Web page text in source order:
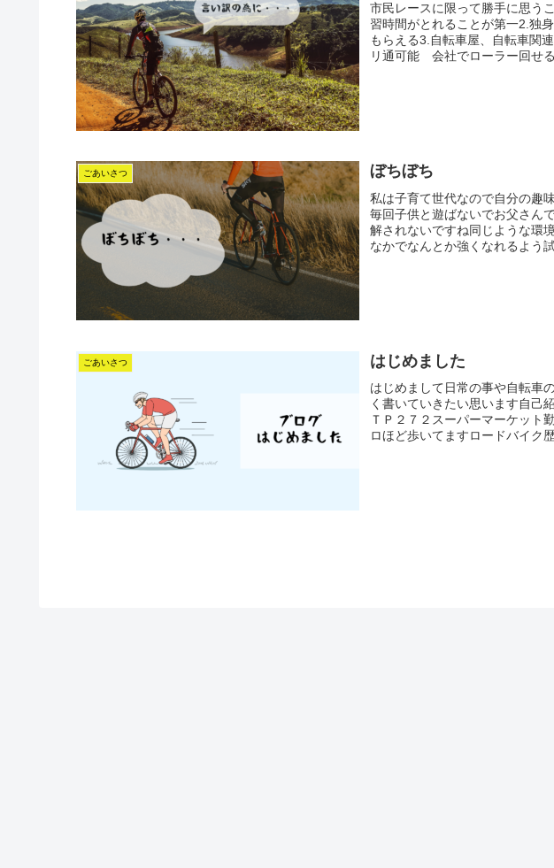
市民レースに限って勝手に思う
習時間がとれることが第一2.独
もらえる3.自転車屋、自転車関
リ通可能 会社でローラー回せ
ごあいさつ ぼちぼち
私は子育て世代なので自分の趣
毎回子供と遊ばないでお父さん
解されないですね同じような環
なかでなんとか強くなれるよう
ごあいさつ はじめました
はじめまして日常の事や自転車
く書いていきたい思います自
ＴＰ２７２スーパーマーケッ
ロほど歩いてますロードバイク